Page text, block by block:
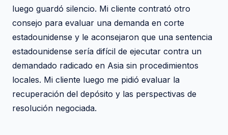
luego guardó silencio. Mi cliente contrató otro
consejo para evaluar una demanda en corte
estadounidense y le aconsejaron que una sentencia
estadounidense sería difícil de ejecutar contra un
demandado radicado en Asia sin procedimientos
locales. Mi cliente luego me pidió evaluar la
recuperación del depósito y las perspectivas de
resolución negociada.